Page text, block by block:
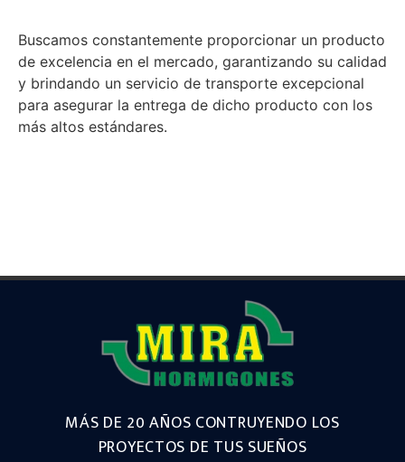
Buscamos constantemente proporcionar un producto
de excelencia en el mercado, garantizando su calidad
y brindando un servicio de transporte excepcional
para asegurar la entrega de dicho producto con los
más altos estándares.
MÁS DE 20 AÑOS CONTRUYENDO LOS
PROYECTOS DE TUS SUEÑOS